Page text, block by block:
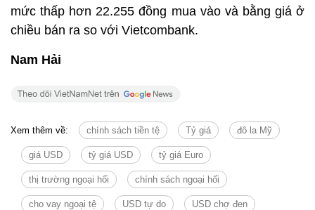
mức thấp hơn 22.255 đồng mua vào và bằng giá ở
chiều bán ra so với Vietcombank.
Nam Hải
Xem thêm về: chính sách tiền tệ Tỷ giá đô la Mỹ
giá USD tỷ giá USD tỷ giá Euro
thị trường ngoại hối chính sách ngoại hối
cho vay ngoại tệ USD tự do USD chợ đen